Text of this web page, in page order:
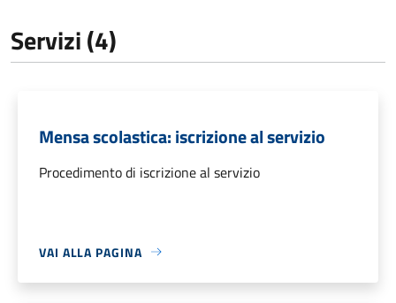
Servizi (4)
Mensa scolastica: iscrizione al servizio
Procedimento di iscrizione al servizio
VAI ALLA PAGINA